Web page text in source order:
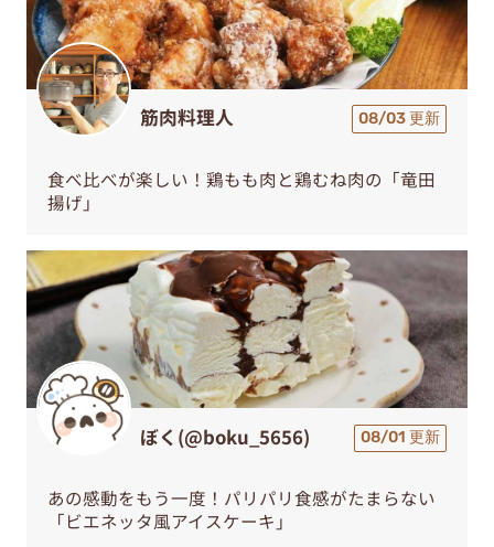
筋肉料理人 08/03 更新
食べ比べが楽しい！鶏もも肉と鶏むね肉の「竜田
揚げ」
ぼく(@boku_5656) 08/01 更新
あの感動をもう一度！パリパリ食感がたまらない
「ビエネッタ風アイスケーキ」